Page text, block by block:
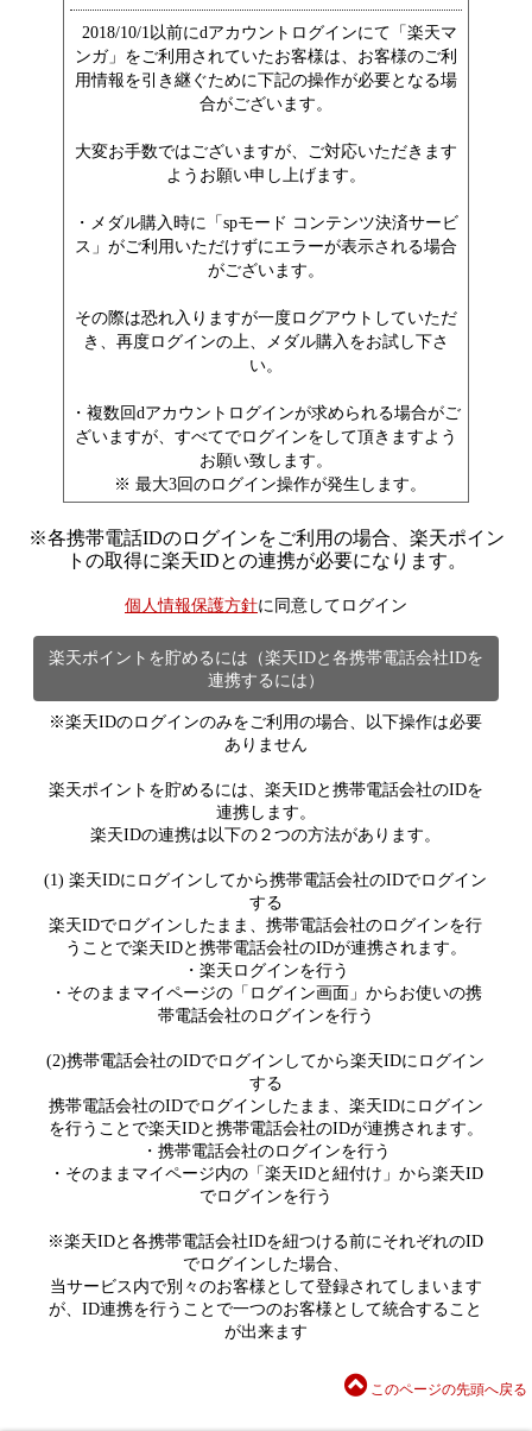
2018/10/1以前にdアカウントログインにて「楽天マ
ンガ」をご利用されていたお客様は、お客様のご利
用情報を引き継ぐために下記の操作が必要となる場
合がございます。
大変お手数ではございますが、ご対応いただきます
ようお願い申し上げます。
・メダル購入時に「spモード コンテンツ決済サービ
ス」がご利用いただけずにエラーが表示される場合
がございます。
その際は恐れ入りますが一度ログアウトしていただ
き、再度ログインの上、メダル購入をお試し下さ
い。
・複数回dアカウントログインが求められる場合がご
ざいますが、すべてでログインをして頂きますよう
お願い致します。
※ 最大3回のログイン操作が発生します。
※各携帯電話IDのログインをご利用の場合、楽天ポイン
トの取得に楽天IDとの連携が必要になります。
個人情報保護方針に同意してログイン
楽天ポイントを貯めるには（楽天IDと各携帯電話会社IDを
連携するには）
※楽天IDのログインのみをご利用の場合、以下操作は必要
ありません
楽天ポイントを貯めるには、楽天IDと携帯電話会社のIDを
連携します。
楽天IDの連携は以下の２つの方法があります。
(1) 楽天IDにログインしてから携帯電話会社のIDでログイン
する
楽天IDでログインしたまま、携帯電話会社のログインを行
うことで楽天IDと携帯電話会社のIDが連携されます。
・楽天ログインを行う
・そのままマイページの「ログイン画面」からお使いの携
帯電話会社のログインを行う
(2)携帯電話会社のIDでログインしてから楽天IDにログイン
する
携帯電話会社のIDでログインしたまま、楽天IDにログイン
を行うことで楽天IDと携帯電話会社のIDが連携されます。
・携帯電話会社のログインを行う
・そのままマイページ内の「楽天IDと紐付け」から楽天ID
でログインを行う
※楽天IDと各携帯電話会社IDを紐つける前にそれぞれのID
でログインした場合、
当サービス内で別々のお客様として登録されてしまいます
が、ID連携を行うことで一つのお客様として統合すること
が出来ます
このページの先頭へ戻る